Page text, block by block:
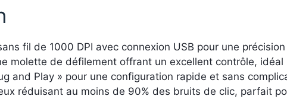
fil de 1000 DPI avec connexion USB pour une
molette de défilement offrant un excellent contrôle, idéal
and Play » pour une configuration rapide et sans
réduisant au moins de 90% des bruits de clic, parfait